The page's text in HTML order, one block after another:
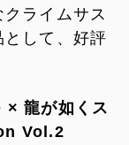
ライムサス
して、好評
龍が如くス
Vol.2